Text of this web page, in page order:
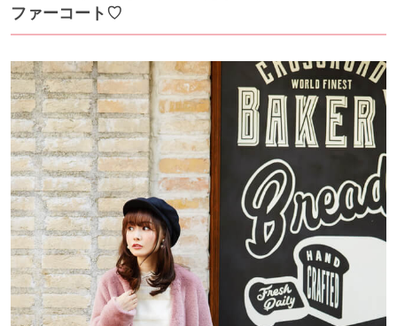
ファーコート♡